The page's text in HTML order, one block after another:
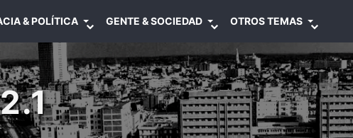
& POLÍTICA GENTE & SOCIEDAD OTROS TEMAS